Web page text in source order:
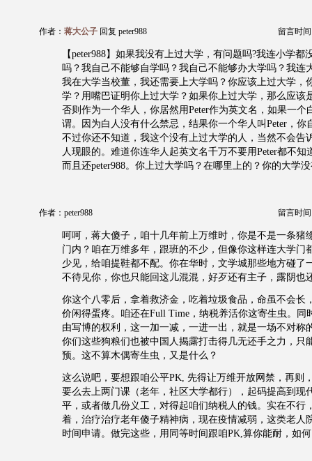
作者： 蒋大公子 回复 peter988 留言时间
【peter988】如果我没有上过大学，有问题吗?我连小学都
吗？我自己不能够自学吗？我自己不能够办大学吗？我连
我在大学当校董，我还需要上大学吗？你应该上过大学，
学？用嘴巴证明你上过大学？如果你上过大学，那么应该
否则作为一个华人，你居然用Peter作为英文名，如果一个
谓。因为白人没有什么禁忌，结果你一个华人叫Peter，你
不过你还不知道，我这个没有上过大学的人，当然不会告
人现眼的。难道你连华人起英文名千万不要用Peter都不知
而且还peter988。你上过大学吗？在哪里上的？你的大学
作者：peter988 留言时间
呵呵，蒋大傻子，咱十几年前上万维时，你是不是一条猪
门内？咱在万维多年，跟班的不少，但像你这样连大学门
少见，给咱提鞋都不配。你在华时，文学城那些地方碰了
不待见你，你也只能回这儿混混，好歹还有主子，露阴也
你这个八零后，拿着救济金，吃着垃圾食品，命虽不会长
价闲得蛋疼。咱还在Full Time，纳税养活你这寄生虫。同
由写博的权利，这一加一减，一进一出，就是一场不对称
你们这些狗粮们也被中国人揭露打击得几无还手之力，只
预。这不算木偶寄生虫，又是什么？
这么说吧，要想跟咱公平PK, 先得让万维开放网禁，再则
要么去上两门课（老年，社区大学都行），起码提高到现
平，或者做几份义工，对得起咱们纳税人的钱。实在不行
着，治疗治疗老年傻子精神病，现在疫情减弱，这类老人
时间申请。做完这些，用同等时间跟咱PK,算你能耐，如